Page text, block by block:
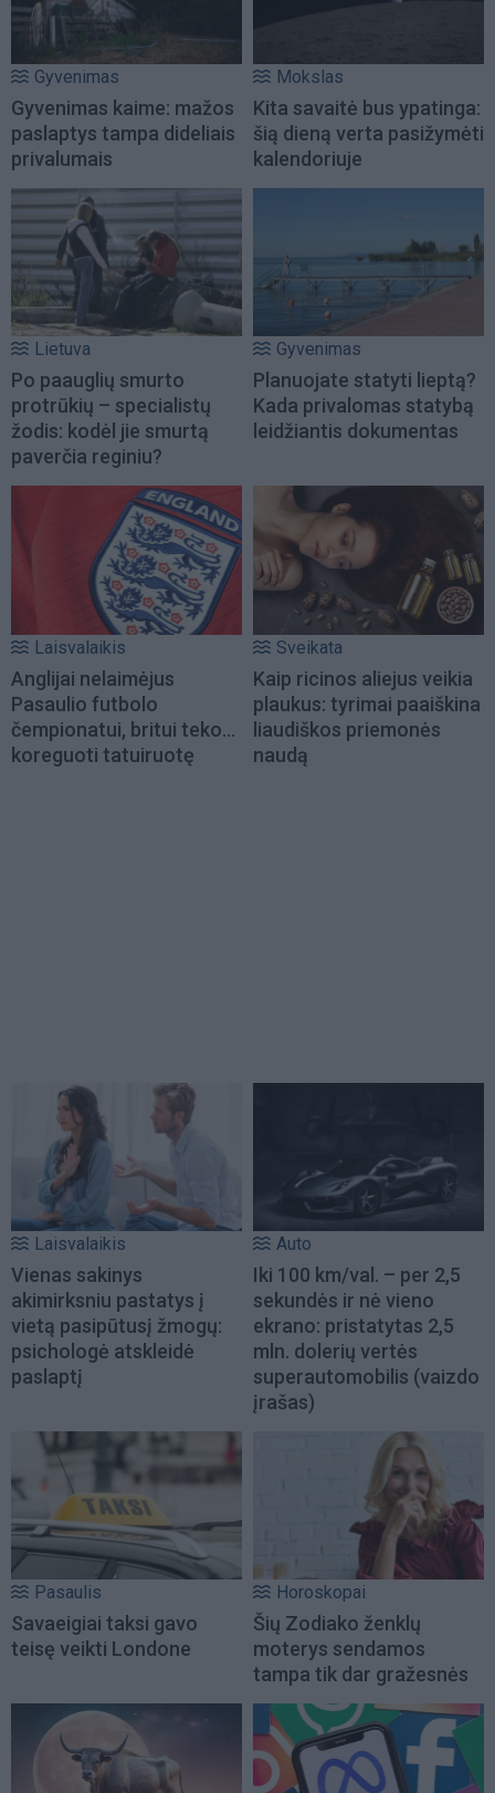
Gyvenimas
Gyvenimas kaime: mažos
paslaptys tampa dideliais
privalumais
Mokslas
Kita savaitė bus ypatinga:
šią dieną verta pasižymėti
kalendoriuje
Lietuva
Po paauglių smurto
protrūkių – specialistų
žodis: kodėl jie smurtą
paverčia reginiu?
Gyvenimas
Planuojate statyti lieptą?
Kada privalomas statybą
leidžiantis dokumentas
Laisvalaikis
Anglijai nelaimėjus
Pasaulio futbolo
čempionatui, britui teko...
koreguoti tatuiruotę
Sveikata
Kaip ricinos aliejus veikia
plaukus: tyrimai paaiškina
liaudiškos priemonės
naudą
Laisvalaikis
Vienas sakinys
akimirksniu pastatys į
vietą pasipūtusį žmogų:
psichologė atskleidė
paslaptį
Auto
Iki 100 km/val. – per 2,5
sekundės ir nė vieno
ekrano: pristatytas 2,5
mln. dolerių vertės
superautomobilis (vaizdo
įrašas)
Pasaulis
Savaeigiai taksi gavo
teisę veikti Londone
Horoskopai
Šių Zodiako ženklų
moterys sendamos
tampa tik dar gražesnės